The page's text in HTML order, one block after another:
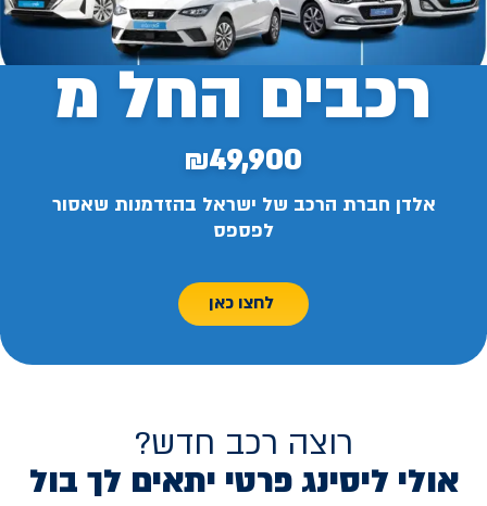
רכבים החל מ
₪49,900
אלדן חברת הרכב של ישראל בהזדמנות שאסור
לפספס
לחצו כאן
רוצה רכב חדש?
אולי ליסינג פרטי יתאים לך בול